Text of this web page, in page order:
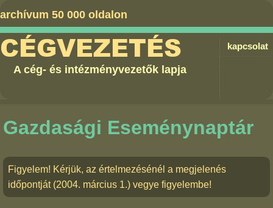
archívum 50 000 oldalon
kapcsolat
CÉGVEZETÉS
A cég- és intézményvezetők lapja
Gazdasági Eseménynaptár
Figyelem! Kérjük, az értelmezésénél a megjelenés
időpontját (2004. március 1.) vegye figyelembe!